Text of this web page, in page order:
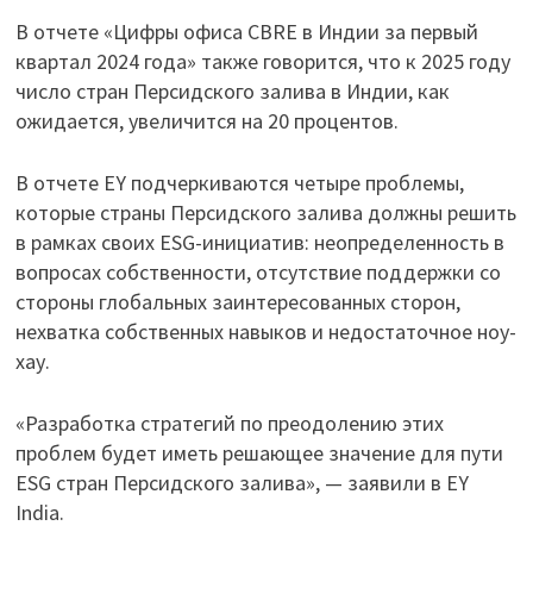
В отчете «Цифры офиса CBRE в Индии за первый
квартал 2024 года» также говорится, что к 2025 году
число стран Персидского залива в Индии, как
ожидается, увеличится на 20 процентов.
В отчете EY подчеркиваются четыре проблемы,
которые страны Персидского залива должны решить
в рамках своих ESG-инициатив: неопределенность в
вопросах собственности, отсутствие поддержки со
стороны глобальных заинтересованных сторон,
нехватка собственных навыков и недостаточное ноу-
хау.
«Разработка стратегий по преодолению этих
проблем будет иметь решающее значение для пути
ESG стран Персидского залива», — заявили в EY
India.